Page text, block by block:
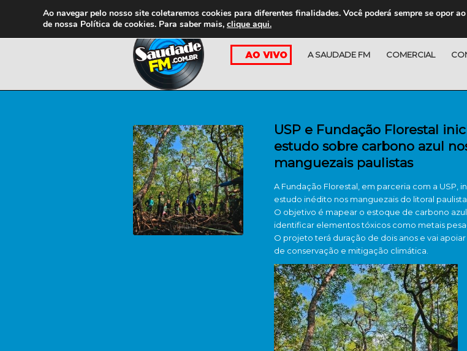
A SAUDADE FM COMERCIAL
USP e Fundação Florestal
estudo sobre carbono azul
manguezais paulistas
A Fundação Florestal, em parceria com a USP,
estudo inédito nos manguezais do litoral paulista.
O objetivo é mapear o estoque de carbono
identificar elementos tóxicos como metais
O projeto terá duração de dois anos e vai
de conservação e mitigação climática.
Ao navegar pelo nosso site coletaremos cookies para diferentes finalidades. Você poderá sempre se opor
de nossa Política de cookies. Para saber mais, clique aqui.